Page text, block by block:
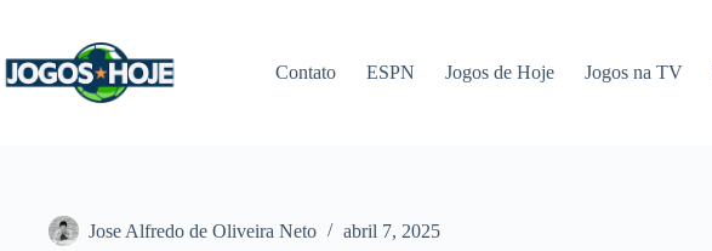
conteúdo
Contato ESPN Jogos de Hoje Jogos na TV
Jose Alfredo de Oliveira Neto abril 7, 2025